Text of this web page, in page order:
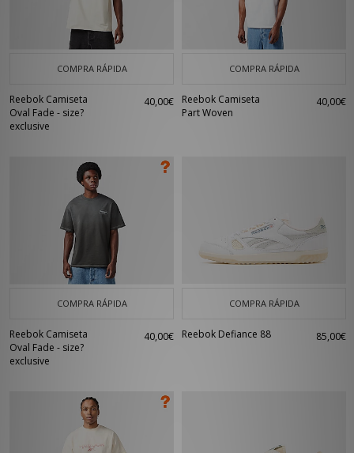
COMPRA RÁPIDA
Reebok Camiseta
Oval Fade - size?
exclusive
40,00€
COMPRA RÁPIDA
Reebok Camiseta
Part Woven
40,00€
COMPRA RÁPIDA
Reebok Camiseta
Oval Fade - size?
exclusive
40,00€
COMPRA RÁPIDA
Reebok Defiance 88 85,00€